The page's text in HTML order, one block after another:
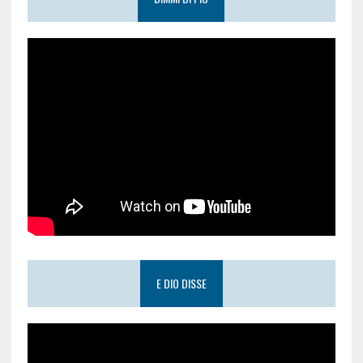
E DIO DISSE